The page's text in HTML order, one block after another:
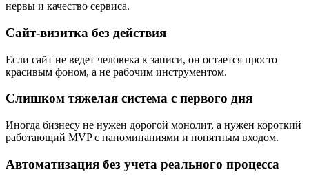
нервы и качество сервиса.
Сайт-визитка без действия
Если сайт не ведет человека к записи, он остается просто
красивым фоном, а не рабочим инструментом.
Слишком тяжелая система с первого дня
Иногда бизнесу не нужен дорогой монолит, а нужен короткий
работающий MVP с напоминаниями и понятным входом.
Автоматизация без учета реального процесса